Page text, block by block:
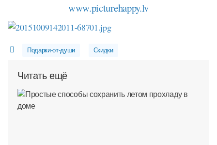
www.picturehappy.lv
Подарки-от-души Скидки
Читать ещё